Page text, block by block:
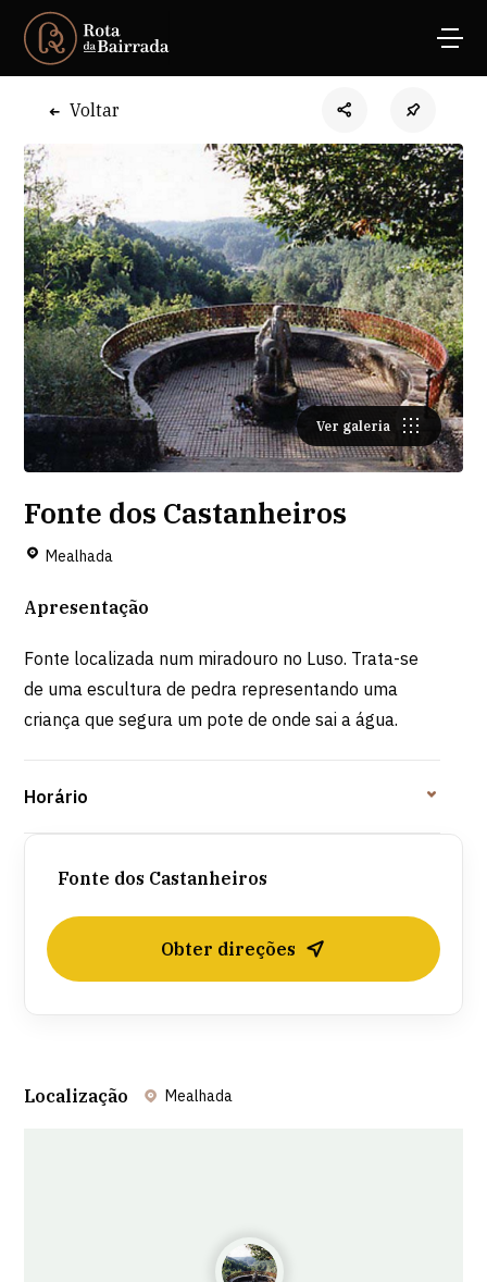
Voltar
Ver galeria
Fonte dos Castanheiros
Mealhada
Apresentação
Fonte localizada num miradouro no Luso. Trata-se
de uma escultura de pedra representando uma
criança que segura um pote de onde sai a água.
Horário
Fonte dos Castanheiros
Obter direções
Localização Mealhada